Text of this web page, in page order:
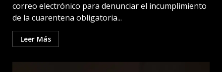
correo electrónico para denunciar el incumplimiento
de la cuarentena obligatoria...
Leer Más